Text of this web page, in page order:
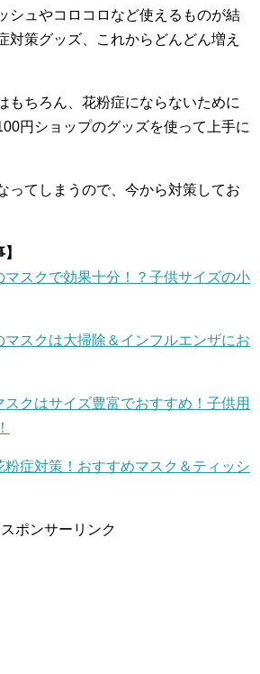
シュやコロコロなど使えるものが結
対策グッズ、これからどんどん増え
もちろん、花粉症にならないために
円ショップのグッズを使って上手に
ってしまうので、今から対策してお
マスクで効果十分！？子供サイズの小
マスクは大掃除＆インフルエンザにお
スクはサイズ豊富でおすすめ！子供用
粉症対策！おすすめマスク＆ティッシ
スポンサーリンク